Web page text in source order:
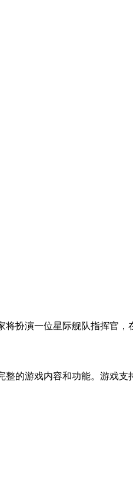
扮演一位星际舰队指挥官
的游戏内容和功能。游戏